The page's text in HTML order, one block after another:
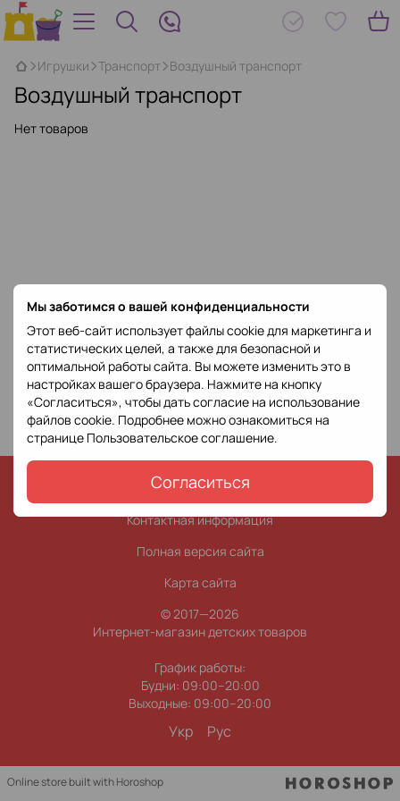
Мы заботимся о вашей конфиденциальности
Этот веб-сайт использует файлы cookie для маркетинга и
статистических целей, а также для безопасной и
оптимальной работы сайта. Вы можете изменить это в
настройках вашего браузера. Нажмите на кнопку
«Согласиться», чтобы дать согласие на использование
файлов cookie. Подробнее можно ознакомиться на
странице Пользовательское соглашение.
Согласиться
Игрушки Транспорт Воздушный транспорт
Воздушный транспорт
Нет товаров
0 (800) 338 965 0 (63) 0 338 965
Контактная информация
Полная версия сайта
Карта сайта
© 2017—2026
Интернет-магазин детских товаров
График работы:
Будни: 09:00–20:00
Выходные: 09:00–20:00
Укр Рус
Online store built with Horoshop